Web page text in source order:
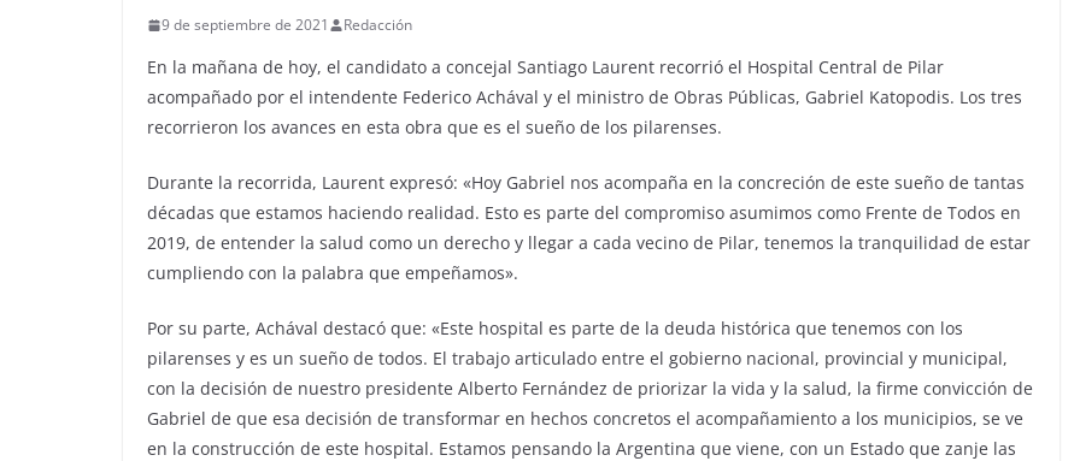
9 de septiembre de 2021 Redacción
En la mañana de hoy, el candidato a concejal Santiago Laurent recorrió el Hospital Central de Pilar
acompañado por el intendente Federico Achával y el ministro de Obras Públicas, Gabriel Katopodis. Los tres
recorrieron los avances en esta obra que es el sueño de los pilarenses.
Durante la recorrida, Laurent expresó: «Hoy Gabriel nos acompaña en la concreción de este sueño de tantas
décadas que estamos haciendo realidad. Esto es parte del compromiso asumimos como Frente de Todos en
2019, de entender la salud como un derecho y llegar a cada vecino de Pilar, tenemos la tranquilidad de estar
cumpliendo con la palabra que empeñamos».
Por su parte, Achával destacó que: «Este hospital es parte de la deuda histórica que tenemos con los
pilarenses y es un sueño de todos. El trabajo articulado entre el gobierno nacional, provincial y municipal,
con la decisión de nuestro presidente Alberto Fernández de priorizar la vida y la salud, la firme convicción de
Gabriel de que esa decisión de transformar en hechos concretos el acompañamiento a los municipios, se ve
en la construcción de este hospital. Estamos pensando la Argentina que viene, con un Estado que zanje las